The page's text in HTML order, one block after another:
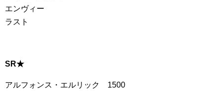
エンヴィー
ラスト
SR★
アルフォンス・エルリック 1500